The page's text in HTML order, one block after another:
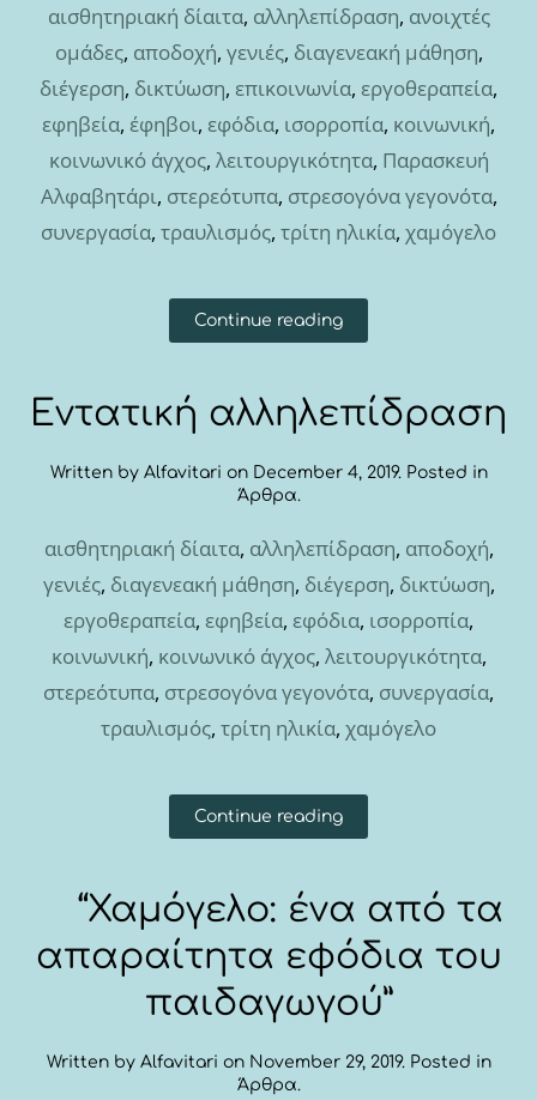
αισθητηριακή δίαιτα, αλληλεπίδραση, ανοιχτές
ομάδες, αποδοχή, γενιές, διαγενεακή μάθηση,
διέγερση, δικτύωση, επικοινωνία, εργοθεραπεία,
εφηβεία, έφηβοι, εφόδια, ισορροπία, κοινωνική,
κοινωνικό άγχος, λειτουργικότητα, Παρασκευή
Αλφαβητάρι, στερεότυπα, στρεσογόνα γεγονότα,
συνεργασία, τραυλισμός, τρίτη ηλικία, χαμόγελο
Continue reading
Εντατική αλληλεπίδραση
Written by Alfavitari on December 4, 2019. Posted in
Άρθρα.
αισθητηριακή δίαιτα, αλληλεπίδραση, αποδοχή,
γενιές, διαγενεακή μάθηση, διέγερση, δικτύωση,
εργοθεραπεία, εφηβεία, εφόδια, ισορροπία,
κοινωνική, κοινωνικό άγχος, λειτουργικότητα,
στερεότυπα, στρεσογόνα γεγονότα, συνεργασία,
τραυλισμός, τρίτη ηλικία, χαμόγελο
Continue reading
“Χαμόγελο: ένα από τα
απαραίτητα εφόδια του
παιδαγωγού”
Written by Alfavitari on November 29, 2019. Posted in
Άρθρα.